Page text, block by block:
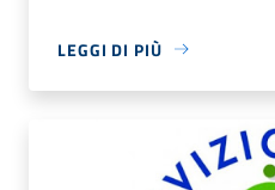
LEGGI DI PIÙ